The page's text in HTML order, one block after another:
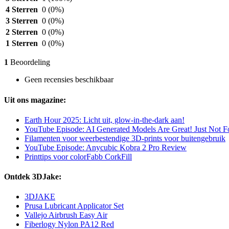
4 Sterren 0 (0%)
3 Sterren 0 (0%)
2 Sterren 0 (0%)
1 Sterren 0 (0%)
1 Beoordeling
Geen recensies beschikbaar
Uit ons magazine:
Earth Hour 2025: Licht uit, glow-in-the-dark aan!
YouTube Episode: AI Generated Models Are Great! Just Not
Filamenten voor weerbestendige 3D-prints voor buitengebruik
YouTube Episode: Anycubic Kobra 2 Pro Review
Printtips voor colorFabb CorkFill
Ontdek 3DJake:
3DJAKE
Prusa Lubricant Applicator Set
Vallejo Airbrush Easy Air
Fiberlogy Nylon PA12 Red